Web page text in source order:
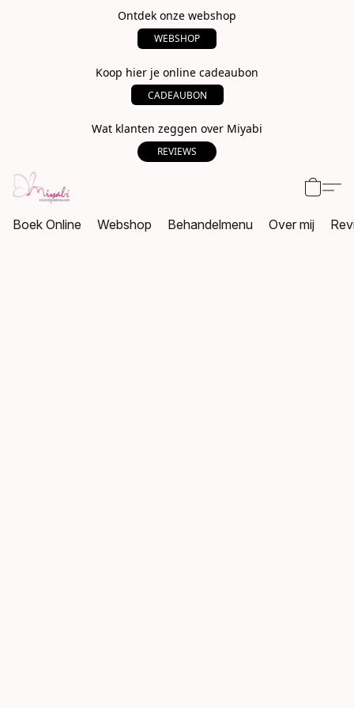
Ontdek onze webshop
WEBSHOP
Koop hier je online cadeaubon
CADEAUBON
Wat klanten zeggen over Miyabi
REVIEWS
Boek Online Webshop Behandelmenu Over mij